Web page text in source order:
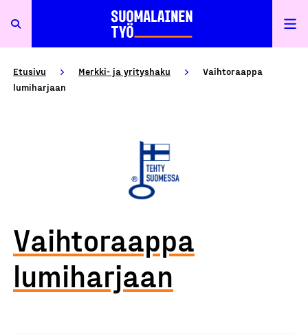
Etusivu Merkki- ja yrityshaku
Vaihtoraappa
lumiharjaan
Vaihtoraappa
lumiharjaan